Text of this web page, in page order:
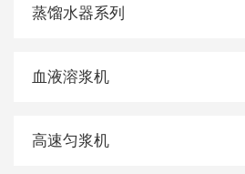
蒸馏水器系列
血液溶浆机
高速匀浆机